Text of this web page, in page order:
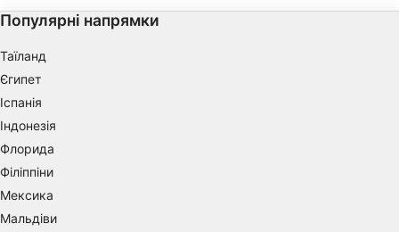
Почніть із загальних
Популярні напрямки
Таїланд
Єгипет
Іспанія
Індонезія
Флорида
Філіппіни
Мексика
Мальдіви
Use limited data to select advertising
Create profiles for personalised advertising
Use profiles to select personalised
advertising
Use profiles to select personalised content
Measure advertising performance